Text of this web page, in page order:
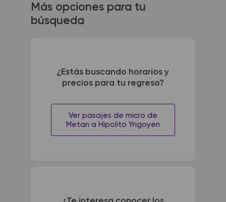
Más opciones para tu
búsqueda
¿Estás buscando horarios y
precios para tu regreso?
Ver pasajes de micro de
Metan a Hipolito Yrigoyen